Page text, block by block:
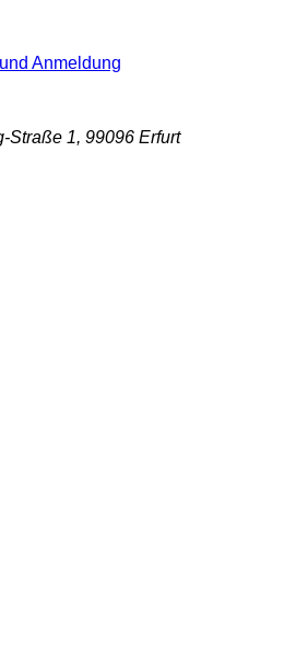
Anmeldung
Straße 1, 99096 Erfurt